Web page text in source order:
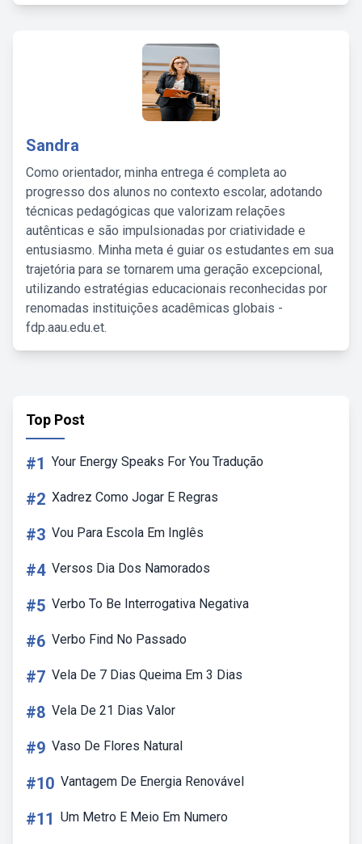
Sandra
Como orientador, minha entrega é completa ao
progresso dos alunos no contexto escolar, adotando
técnicas pedagógicas que valorizam relações
autênticas e são impulsionadas por criatividade e
entusiasmo. Minha meta é guiar os estudantes em sua
trajetória para se tornarem uma geração excepcional,
utilizando estratégias educacionais reconhecidas por
renomadas instituições acadêmicas globais -
fdp.aau.edu.et.
Top Post
#1 Your Energy Speaks For You Tradução
#2 Xadrez Como Jogar E Regras
#3 Vou Para Escola Em Inglês
#4 Versos Dia Dos Namorados
#5 Verbo To Be Interrogativa Negativa
#6 Verbo Find No Passado
#7 Vela De 7 Dias Queima Em 3 Dias
#8 Vela De 21 Dias Valor
#9 Vaso De Flores Natural
#10 Vantagem De Energia Renovável
#11 Um Metro E Meio Em Numero